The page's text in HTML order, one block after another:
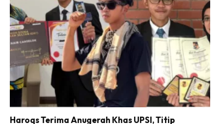
Ads
Haroqs Terima Anugerah Khas UPSI, Titip